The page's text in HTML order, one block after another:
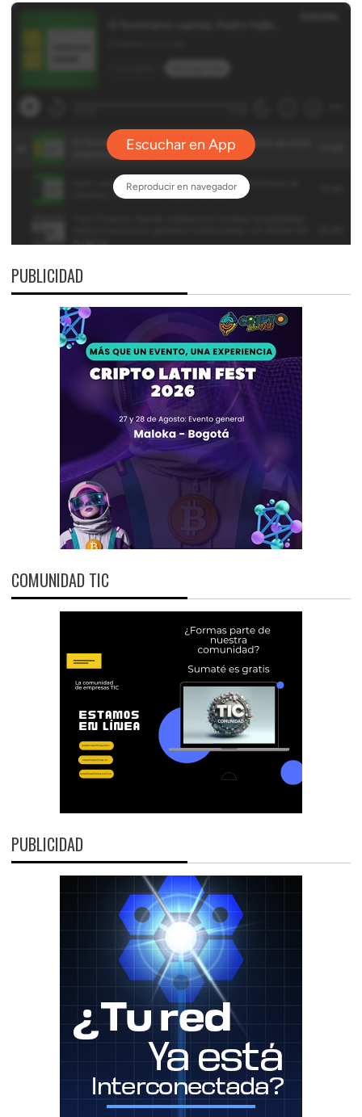
PUBLICIDAD
COMUNIDAD TIC
PUBLICIDAD